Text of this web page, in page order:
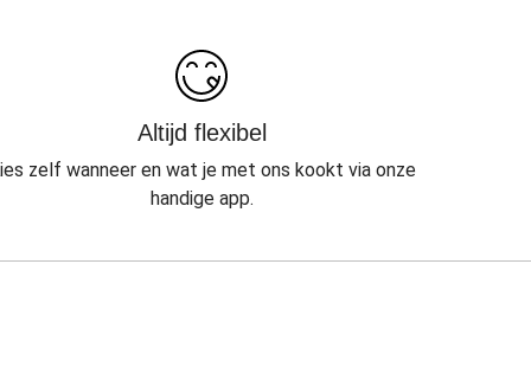
Altijd flexibel
zelf wanneer en wat je met ons kookt via onze
handige app.